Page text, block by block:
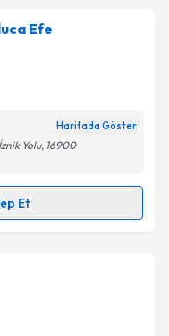
takvimi talebi
almanız için bir
ile bilgilendireceğiz.
ilişkinAydınlatma
belirtilen
ediyorum.
Gönder
Efe
Haritada Göster
Yolu, 16900
Et
randevu almanız
posta ile